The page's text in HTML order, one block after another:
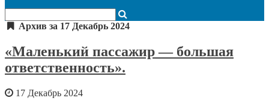
Архив за 17 Декабрь 2024
«Маленький пассажир — большая
ответственность».
17 Декабрь 2024